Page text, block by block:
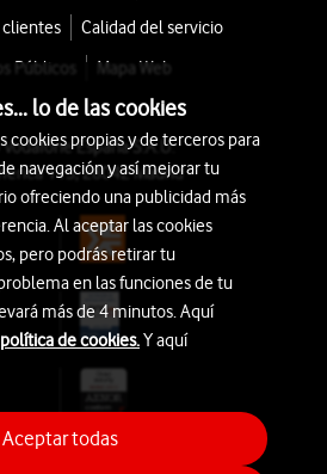
Calidad del servicio
Públicos
Mapa Web
España S.A.U.
115, 28042 Madrid
lo de las cookies
cookies propias y de terceros para
navegación y así mejorar tu
ofreciendo una publicidad más
Al aceptar las cookies
pero podrás retirar tu
en las funciones de tu
más de 4 minutos. Aquí
de cookies.Y aquí
Aceptar todas